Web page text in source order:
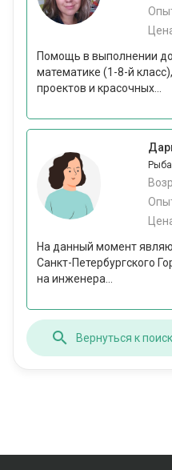
Помощь в выполнении
математике (1-8-й
проектов и красочных...
На данный момент
Санкт-Петербургского
на инженера...
Вернуться к